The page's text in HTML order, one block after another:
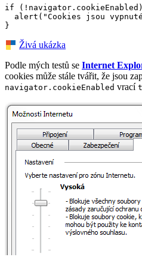
if
alert("Cookies jsou
}
Živá ukázka
Podle mých testů se Internet
cookies může stále tvářit, že jsou
navigator.cookieEnabled vrací